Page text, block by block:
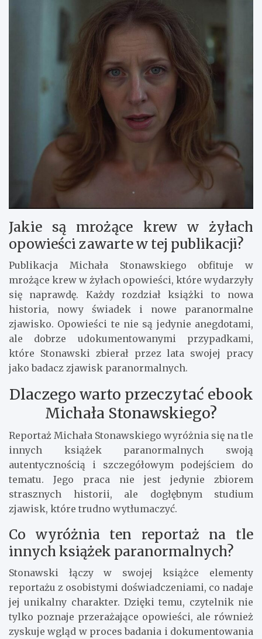
Jakie są mrożące krew w żyłach
opowieści zawarte w tej publikacji?
Publikacja Michała Stonawskiego obfituje w
mrożące krew w żyłach opowieści, które wydarzyły
się naprawdę. Każdy rozdział książki to nowa
historia, nowy świadek i nowe paranormalne
zjawisko. Opowieści te nie są jedynie anegdotami,
ale dobrze udokumentowanymi przypadkami,
które Stonawski zbierał przez lata swojej pracy
jako badacz zjawisk paranormalnych.
Dlaczego warto przeczytać ebook
Michała Stonawskiego?
Reportaż Michała Stonawskiego wyróżnia się na tle
innych książek paranormalnych swoją
autentycznością i szczegółowym podejściem do
tematu. Jego praca nie jest jedynie zbiorem
strasznych historii, ale dogłębnym studium
zjawisk, które trudno wytłumaczyć.
Co wyróżnia ten reportaż na tle
innych książek paranormalnych?
Stonawski łączy w swojej książce elementy
reportażu z osobistymi doświadczeniami, co nadaje
jej unikalny charakter. Dzięki temu, czytelnik nie
tylko poznaje przerażające opowieści, ale również
zyskuje wgląd w proces badania i dokumentowania